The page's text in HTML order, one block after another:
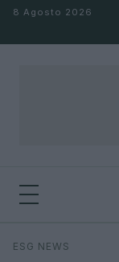
Salta al contenuto
8 Agosto 2026
Cerca
ESG NEWS